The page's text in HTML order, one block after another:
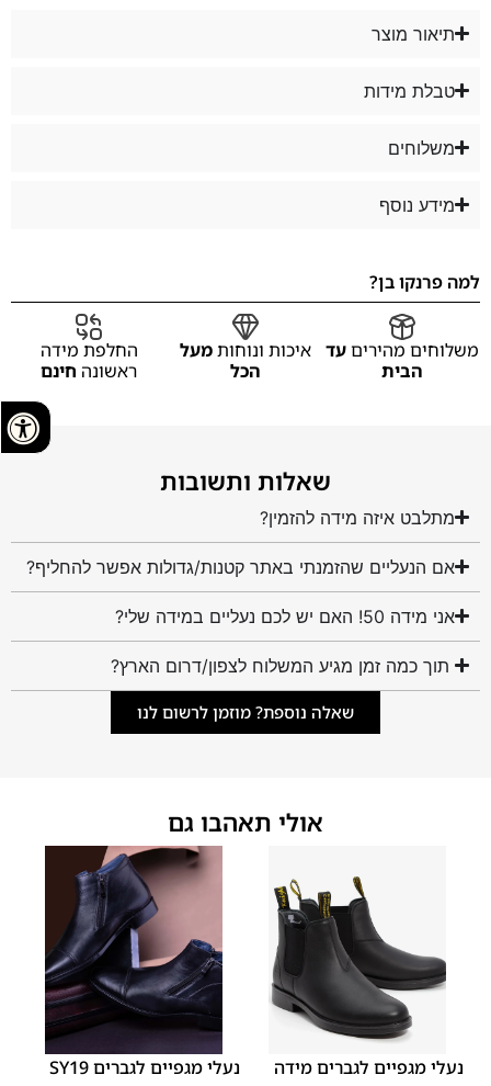
תיאור מוצר
טבלת מידות
משלוחים
מידע נוסף
למה פרנקו בן?
משלוחים מהיריםעד
הבית
איכות ונוחותמעל
הכל
החלפת מידה
ראשונה חינם
שאלות ותשובות
מתלבט איזה מידה להזמין?
אם הנעליים שהזמנתי באתר קטנות/גדולות אפשר להחליף?
אני מידה 50! האם יש לכם נעליים במידה שלי?
תוך כמה זמן מגיע המשלוח לצפון/דרום הארץ?
שאלה נוספת? מוזמן לרשום לנו
אולי תאהבו גם
נעלי מגפיים לגברים מידה
39
40
41
42
43
44
45
46
נעלי מגפיים לגברים SY19